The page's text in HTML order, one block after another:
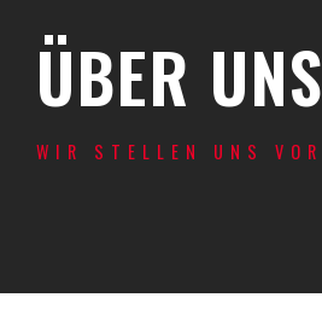
ÜBER UNS
WIR STELLEN UNS VOR